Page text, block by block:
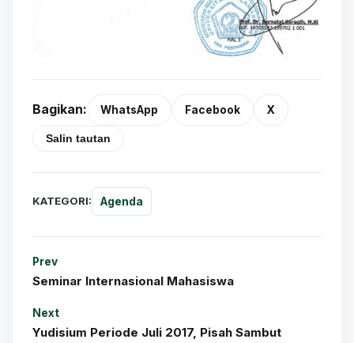
Bagikan: WhatsApp Facebook X
Salin tautan
KATEGORI: Agenda
Prev
Seminar Internasional Mahasiswa
Next
Yudisium Periode Juli 2017, Pisah Sambut